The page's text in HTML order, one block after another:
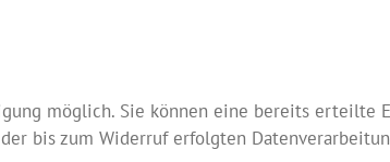
möglich. Sie können eine bereits
bis zum Widerruf erfolgten